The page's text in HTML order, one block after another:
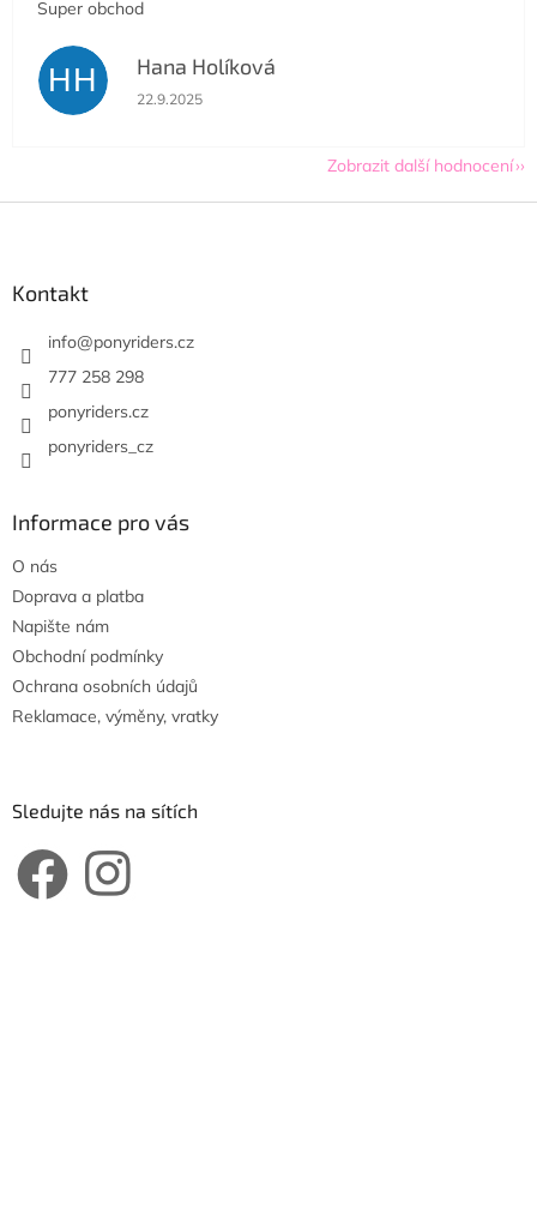
Super obchod
HH Hana Holíková
Hodnocení obchodu je 5 z 5 hvězdiček.
22.9.2025
Zobrazit další hodnocení
Kontakt
info@ponyriders.cz
777 258 298
ponyriders.cz
ponyriders_cz
Informace pro vás
O nás
Doprava a platba
Napište nám
Obchodní podmínky
Ochrana osobních údajů
Reklamace, výměny, vratky
Sledujte nás na sítích